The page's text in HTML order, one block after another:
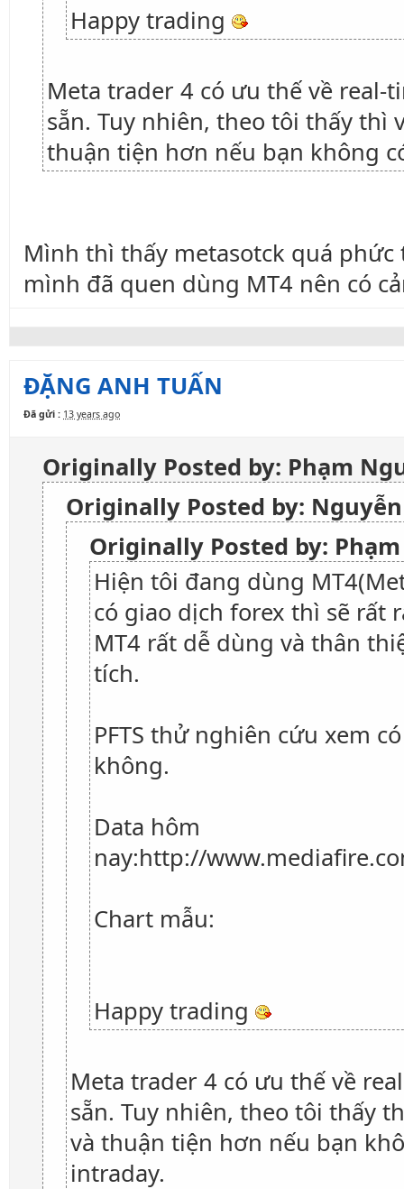
Happy trading
Meta trader 4 có ưu thế về
sẵn. Tuy nhiên, theo tôi thấy thì
thuận tiện hơn nếu bạn không
Mình thì thấy metasotck quá
mình đã quen dùng MT4 nên có
ĐẶNG ANH TUẤN
Đã gửi : 13 years ago
Originally Posted by: Phạm
Originally Posted by:
Originally Posted by:
Hiện tôi đang dùng
có giao dịch forex thì sẽ rất
MT4 rất dễ dùng và thân
tích.
PFTS thử nghiên cứu xem
không.
Data hôm
nay:http://
Chart mẫu:
Happy trading
Meta trader 4 có ưu thế về
sẵn. Tuy nhiên, theo tôi thấy
và thuận tiện hơn nếu bạn
intraday.